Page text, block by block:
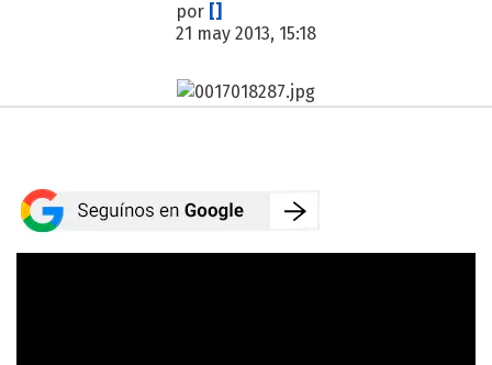
por []
21 may 2013, 15:18